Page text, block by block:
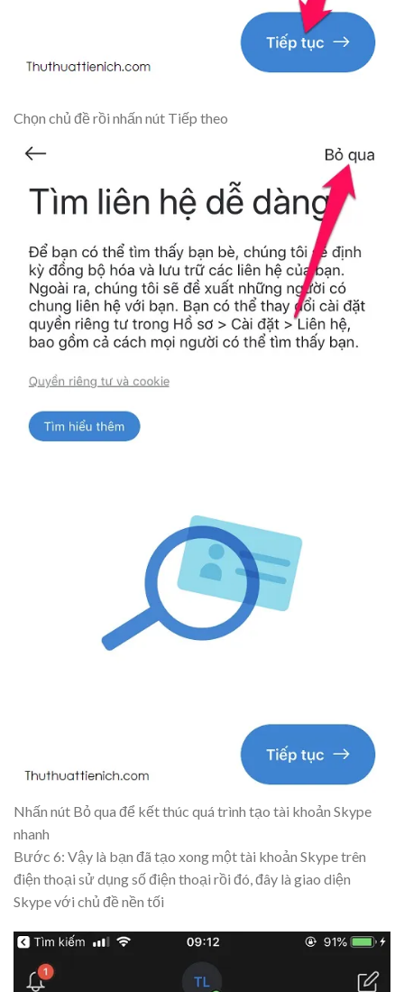
Chọn chủ đề rồi nhấn nút Tiếp theo
Nhấn nút Bỏ qua để kết thúc quá trình tạo tài khoản Skype
nhanh
Bước 6: Vậy là bạn đã tạo xong một tài khoản Skype trên
điện thoại sử dụng số điện thoại rồi đó, đây là giao diện
Skype với chủ đề nền tối